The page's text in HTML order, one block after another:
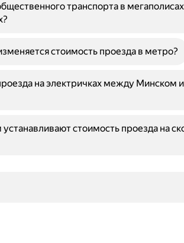
транспорта в
стоимость проезда в метро?
на электричках между Минском
стоимость проезда на